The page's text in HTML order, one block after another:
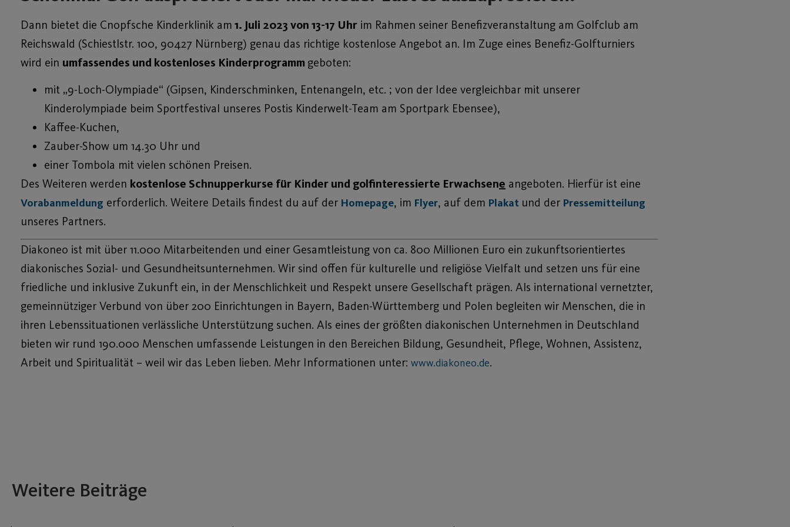
Dann bietet die Cnopfsche Kinderklinik am 1. Juli 2023 von 13-17 Uhr im Rahmen seiner Benefizveranstaltung am Golfclub am
Reichswald (Schiestlstr. 100, 90427 Nürnberg) genau das richtige kostenlose Angebot an. Im Zuge eines Benefiz-Golfturniers
wird ein umfassendes und kostenloses Kinderprogramm geboten:
mit „9-Loch-Olympiade“ (Gipsen, Kinderschminken, Entenangeln, etc. ; von der Idee vergleichbar mit unserer
Kinderolympiade beim Sportfestival unseres Postis Kinderwelt-Team am Sportpark Ebensee),
Kaffee-Kuchen,
Zauber-Show um 14.30 Uhr und
einer Tombola mit vielen schönen Preisen.
Des Weiteren werden kostenlose Schnupperkurse für Kinder und golfinteressierte Erwachsene angeboten. Hierfür ist eine
Vorabanmeldung erforderlich. Weitere Details findest du auf der Homepage, im Flyer, auf dem Plakat und der Pressemitteilung
unseres Partners.
Diakoneo ist mit über 11.000 Mitarbeitenden und einer Gesamtleistung von ca. 800 Millionen Euro ein zukunftsorientiertes
diakonisches Sozial- und Gesundheitsunternehmen. Wir sind offen für kulturelle und religiöse Vielfalt und setzen uns für eine
friedliche und inklusive Zukunft ein, in der Menschlichkeit und Respekt unsere Gesellschaft prägen. Als international vernetzter,
gemein­nütziger Verbund von über 200 Einrichtungen in Bayern, Baden-Württemberg und Polen begleiten wir Menschen, die in
ihren Lebenssituationen verlässliche Unter­­stützung suchen. Als eines der größten diakonischen Unternehmen in Deutschland
bieten wir rund 190.000 Menschen umfassende Leistungen in den Bereichen Bildung, Gesundheit, Pflege, Wohnen, Assistenz,
Arbeit und Spiritualität – weil wir das Leben lieben. Mehr Informationen unter: www.diakoneo.de.
Weitere Beiträge